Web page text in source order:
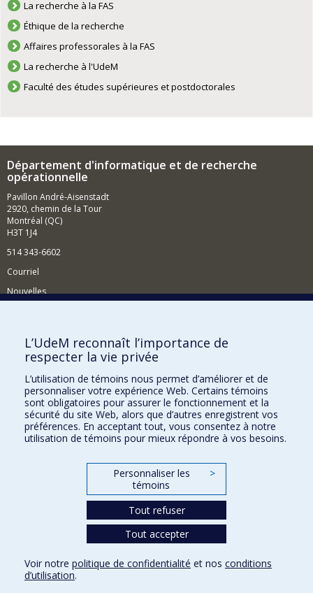
La recherche à la FAS
Éthique de la recherche
Affaires professorales à la FAS
La recherche à l'UdeM
Faculté des études supérieures et postdoctorales
Département d'informatique et de recherche
opérationnelle
Pavillon André-Aisenstadt
2920, chemin de la Tour
Montréal (QC)
H3T 1J4
514 343-6602
Courriel
Nouvelles
Comment soutenir le Département?
BESOIN D'AIDE?
Plan du site
Signaler une erreur
Accessibilité
FACULTÉ DES ARTS ET DES SCIENCES
Nos départements et écoles
Conditions d’utilisation
L’UdeM reconnaît l’importance de
respecter la vie privée
L’utilisation de témoins nous permet d’améliorer et de
personnaliser votre expérience Web. Certains témoins
sont obligatoires pour assurer le fonctionnement et la
sécurité du site Web, alors que d’autres enregistrent vos
préférences. En acceptant tout, vous consentez à notre
utilisation de témoins pour mieux répondre à vos besoins.
Personnaliser les
témoins
>
Tout refuser
Tout accepter
Voir notre politique de confidentialité et nos conditions
d’utilisation.